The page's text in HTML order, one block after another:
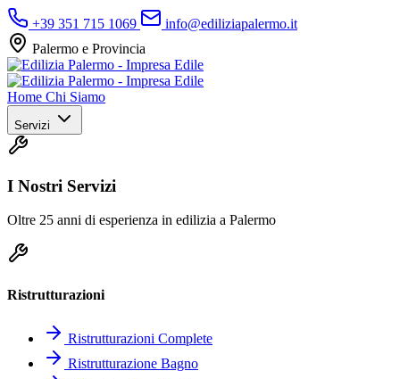
+39 351 715 1069
info@ediliziapalermo.it
Palermo e Provincia
Home Chi Siamo
Servizi
I Nostri Servizi
Oltre 25 anni di esperienza in edilizia a Palermo
Ristrutturazioni
Ristrutturazioni Complete
Ristrutturazione Bagno